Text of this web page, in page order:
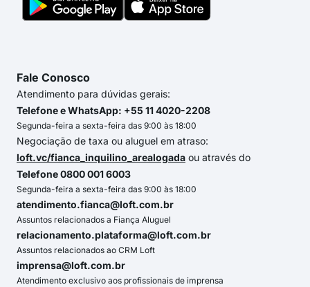
Fale Conosco
Atendimento para dúvidas gerais:
Telefone e WhatsApp: +55 11 4020-2208
Segunda-feira a sexta-feira das 9:00 às 18:00
Negociação de taxa ou aluguel em atraso:
loft.vc/fianca_inquilino_arealogada ou através do
Telefone 0800 001 6003
Segunda-feira a sexta-feira das 9:00 às 18:00
atendimento.fianca@loft.com.br
Assuntos relacionados a Fiança Aluguel
relacionamento.plataforma@loft.com.br
Assuntos relacionados ao CRM Loft
imprensa@loft.com.br
Atendimento exclusivo aos profissionais de imprensa